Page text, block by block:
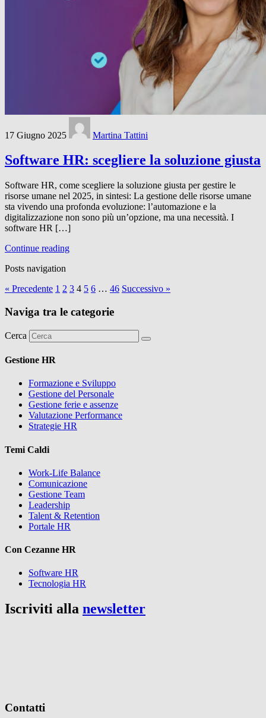
17 Giugno 2025 Martina Tattini
Software HR: scegliere la soluzione giusta
Software HR, come scegliere la soluzione giusta per gestire le
risorse umane nel 2025, in sintesi: La gestione delle risorse umane
sta vivendo una profonda evoluzione: l’automazione e la
digitalizzazione non sono più un’opzione, ma una necessità. I
software HR […]
Continue reading
Posts navigation
« Precedente 1 2 3 4 5 6 … 46 Successivo »
Naviga tra le categorie
Cerca
Gestione HR
Formazione e Sviluppo
Gestione del Personale
Gestione ferie e assenze
Valutazione Performance
Strategie HR
Temi Caldi
Work-Life Balance
Comunicazione
Gestione Team
Leadership
Talent & Retention
Portale HR
Con Cezanne HR
Software HR
Tecnologia HR
Iscriviti alla newsletter
Contatti